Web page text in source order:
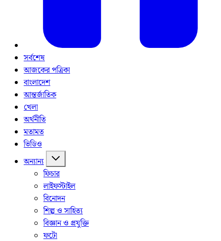
সর্বশেষ
আজকের পত্রিকা
বাংলাদেশ
আন্তর্জাতিক
খেলা
অর্থনীতি
মতামত
ভিডিও
অন্যান্য
ফিচার
লাইফস্টাইল
বিনোদন
শিল্প ও সাহিত্য
বিজ্ঞান ও প্রযুক্তি
ফটো